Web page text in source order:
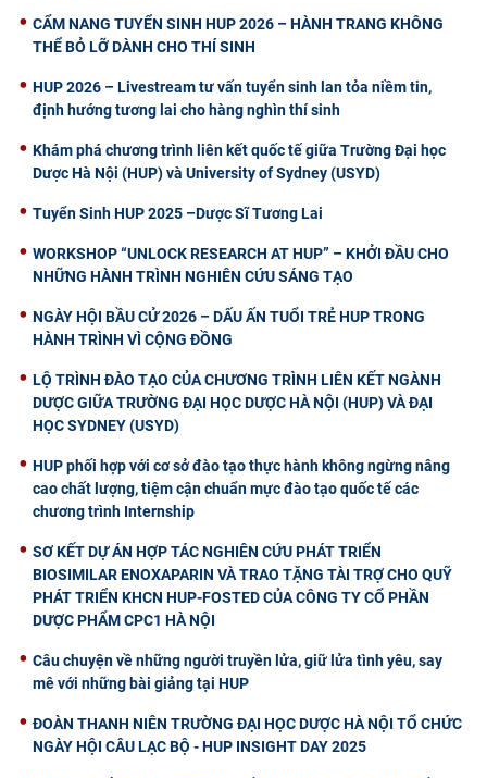
CẨM NANG TUYỂN SINH HUP 2026 – HÀNH TRANG KHÔNG
THỂ BỎ LỠ DÀNH CHO THÍ SINH
HUP 2026 – Livestream tư vấn tuyển sinh lan tỏa niềm tin,
định hướng tương lai cho hàng nghìn thí sinh
Khám phá chương trình liên kết quốc tế giữa Trường Đại học
Dược Hà Nội (HUP) và University of Sydney (USYD)
Tuyển Sinh HUP 2025 –Dược Sĩ Tương Lai
WORKSHOP “UNLOCK RESEARCH AT HUP” – KHỞI ĐẦU CHO
NHỮNG HÀNH TRÌNH NGHIÊN CỨU SÁNG TẠO
NGÀY HỘI BẦU CỬ 2026 – DẤU ẤN TUỔI TRẺ HUP TRONG
HÀNH TRÌNH VÌ CỘNG ĐỒNG
LỘ TRÌNH ĐÀO TẠO CỦA CHƯƠNG TRÌNH LIÊN KẾT NGÀNH
DƯỢC GIỮA TRƯỜNG ĐẠI HỌC DƯỢC HÀ NỘI (HUP) VÀ ĐẠI
HỌC SYDNEY (USYD)
HUP phối hợp với cơ sở đào tạo thực hành không ngừng nâng
cao chất lượng, tiệm cận chuẩn mực đào tạo quốc tế các
chương trình Internship
SƠ KẾT DỰ ÁN HỢP TÁC NGHIÊN CỨU PHÁT TRIỂN
BIOSIMILAR ENOXAPARIN VÀ TRAO TẶNG TÀI TRỢ CHO QUỸ
PHÁT TRIỂN KHCN HUP-FOSTED CỦA CÔNG TY CỔ PHẦN
DƯỢC PHẨM CPC1 HÀ NỘI
Câu chuyện về những người truyền lửa, giữ lửa tình yêu, say
mê với những bài giảng tại HUP
ĐOÀN THANH NIÊN TRƯỜNG ĐẠI HỌC DƯỢC HÀ NỘI TỔ CHỨC
NGÀY HỘI CÂU LẠC BỘ - HUP INSIGHT DAY 2025